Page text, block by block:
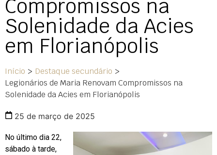
Compromissos na
Solenidade da Acies
em Florianópolis
Início > Destaque secundário >
Legionários de Maria Renovam Compromissos na
Solenidade da Acies em Florianópolis
25 de março de 2025
No último dia 22,
sábado à tarde,